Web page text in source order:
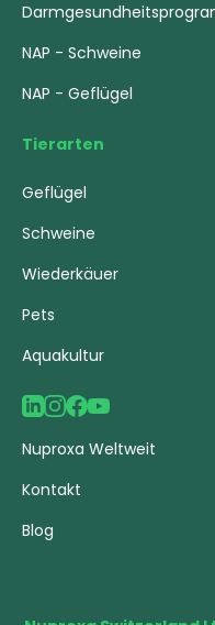
NAP - Schweine
NAP - Geflügel
Tierarten
Geflügel
Schweine
Wiederkäuer
Pets
Aquakultur
Nuproxa Weltweit
Kontakt
Blog